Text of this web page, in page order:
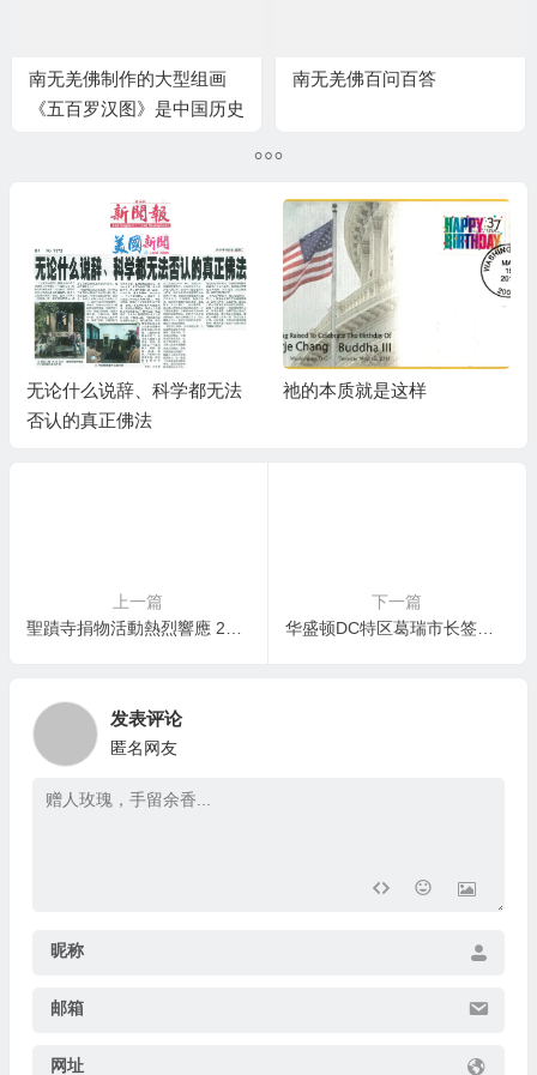
南无羌佛制作的大型组画
《五百罗汉图》是中国历史
南无羌佛百问百答
无论什么说辞、科学都无法
否认的真正佛法
祂的本质就是这样
上一篇
聖蹟寺捐物活動熱烈響應 2周募集15貨架
下一篇
华盛顿DC特区葛瑞市长签署1/19定為第三世多杰羌佛日
发表评论
匿名网友
昵称
邮箱
网址